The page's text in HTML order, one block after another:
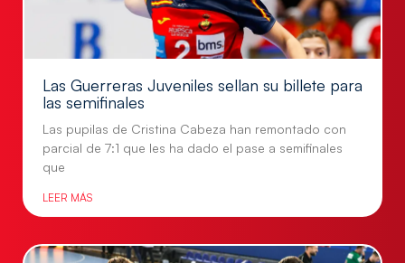
Las Guerreras Juveniles sellan su billete para
las semifinales
Las pupilas de Cristina Cabeza han remontado con
parcial de 7:1 que les ha dado el pase a semifinales
que
LEER MÁS